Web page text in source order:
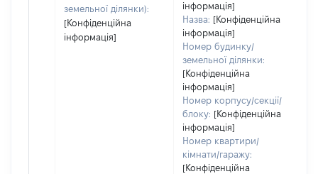
земельної ділянки):
[Конфіденційна
інформація]
інформація]
Назва: [Конфіденційна
інформація]
Номер будинку/
земельної ділянки:
[Конфіденційна
інформація]
Номер корпусу/секції/
блоку: [Конфіденційна
інформація]
Номер квартири/
кімнати/гаражу:
[Конфіденційна